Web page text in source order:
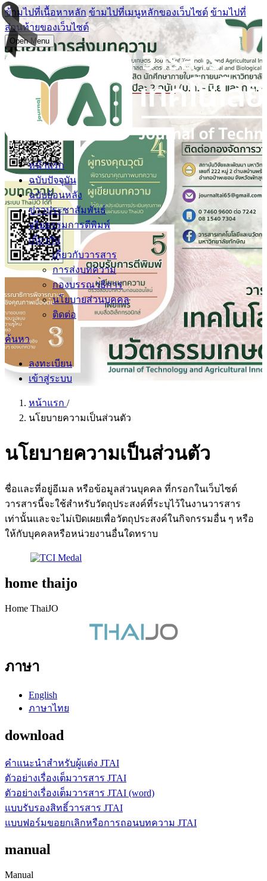
ข้ามไปที่เนื้อหาหลัก ข้ามไปที่เมนูหลักของเว็บไซต์ ข้ามไปที่
ส่วนท้ายของเว็บไซต์
Open Menu
หน้าแรก
ฉบับปัจจุบัน
ฉบับย้อนหลัง
ข่าวประชาสัมพันธ์
จริยธรรมการตีพิมพ์
เกี่ยวกับ
เกี่ยวกับวารสาร
การส่งบทความ
กองบรรณาธิการ
นโยบายส่วนบุคคล
ติดต่อ
ค้นหา
ลงทะเบียน
เข้าสู่ระบบ
หน้าแรก /
นโยบายความเป็นส่วนตัว
นโยบายความเป็นส่วนตัว
ชื่อและที่อยู่อีเมล หรือข้อมูลส่วนบุคคล ที่กรอกในเว็บไซต์
วารสารนี้จะใช้สำหรับวัตถุประสงค์ที่ระบุไว้ในงานวารสาร
เท่านั้นและจะไม่เปิดเผยเพื่อวัตถุประสงค์ในกิจกรรมอื่น ๆ หรือ
ให้กับบุคคลหรือหน่วยงานอื่นใดทราบ
home thaijo
Home ThaiJO
ภาษา
English
ภาษาไทย
download
คำแนะนำสำหรับผู้แต่ง JTAI
ตัวอย่างเรื่องเต็มวารสาร JTAI
ตัวอย่างเรื่องเต็มวารสาร JTAI (word)
แบบรับรองสิทธิ์วารสาร JTAI
แบบฟอร์มขอยกเลิกหรือการถอนบทความ JTAI
manual
Manual